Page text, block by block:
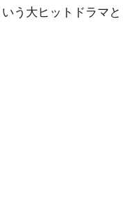
う大ヒットドラマと